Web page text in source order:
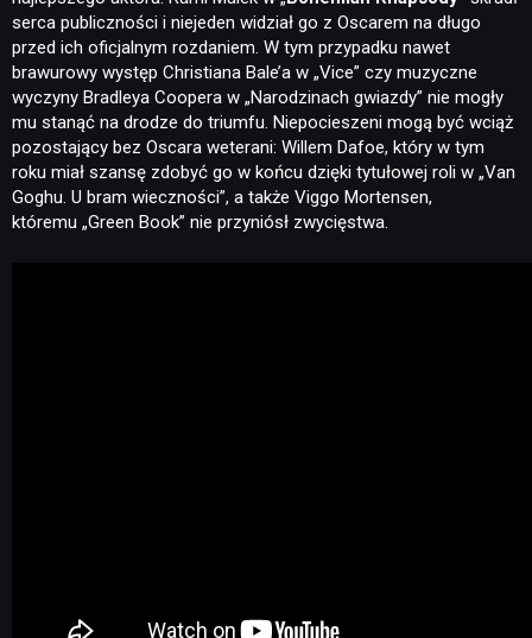
serca publiczności i niejeden widział go z Oscarem na długo
przed ich oficjalnym rozdaniem. W tym przypadku nawet
brawurowy występ Christiana Bale’a w „Vice” czy muzyczne
wyczyny Bradleya Coopera w „Narodzinach gwiazdy” nie mogły
mu stanąć na drodze do triumfu. Niepocieszeni mogą być wciąż
pozostający bez Oscara weterani: Willem Dafoe, który w tym
roku miał szansę zdobyć go w końcu dzięki tytułowej roli w „Van
Goghu. U bram wieczności”, a także Viggo Mortensen,
któremu „Green Book” nie przyniósł zwycięstwa.